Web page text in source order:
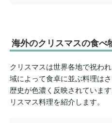
海外のクリスマスの食べ
クリスマスは世界各地で祝わ
域によって食卓に並ぶ料理は
歴史が色濃く反映されていま
リスマス料理を紹介します。